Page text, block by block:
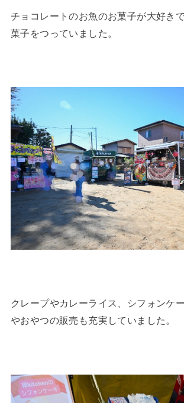
チョコレートのお魚のお菓子が大好き
菓子をつっていました。
クレープやカレーライス、シフォンケ
やおやつの販売も充実していました。